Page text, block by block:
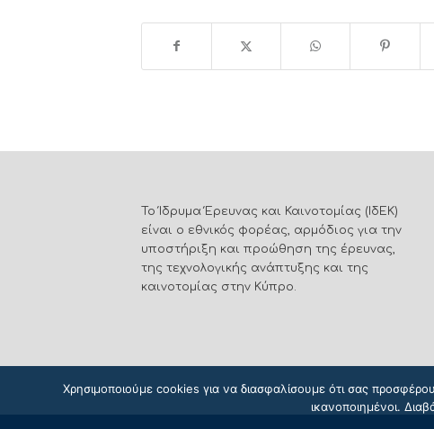
Το Ίδρυμα Έρευνας και Καινοτομίας (ΙδΕΚ)
είναι ο εθνικός φορέας, αρμόδιος για την
υποστήριξη και προώθηση της έρευνας,
της τεχνολογικής ανάπτυξης και της
καινοτομίας στην Κύπρο.
Χρησιμοποιούμε cookies για να διασφαλίσουμε ότι σας
ικανοποιημένοι.